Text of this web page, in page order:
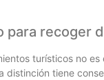
para recoger
turísticos no
distinción tiene